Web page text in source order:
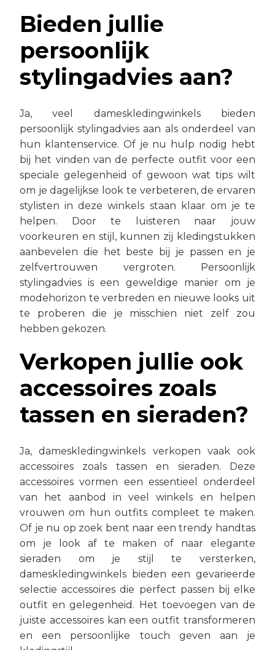
Bieden jullie
persoonlijk
stylingadvies aan?
Ja, veel dameskledingwinkels bieden
persoonlijk stylingadvies aan als onderdeel van
hun klantenservice. Of je nu hulp nodig hebt
bij het vinden van de perfecte outfit voor een
speciale gelegenheid of gewoon wat tips wilt
om je dagelijkse look te verbeteren, de ervaren
stylisten in deze winkels staan klaar om je te
helpen. Door te luisteren naar jouw
voorkeuren en stijl, kunnen zij kledingstukken
aanbevelen die het beste bij je passen en je
zelfvertrouwen vergroten. Persoonlijk
stylingadvies is een geweldige manier om je
modehorizon te verbreden en nieuwe looks uit
te proberen die je misschien niet zelf zou
hebben gekozen.
Verkopen jullie ook
accessoires zoals
tassen en sieraden?
Ja, dameskledingwinkels verkopen vaak ook
accessoires zoals tassen en sieraden. Deze
accessoires vormen een essentieel onderdeel
van het aanbod in veel winkels en helpen
vrouwen om hun outfits compleet te maken.
Of je nu op zoek bent naar een trendy handtas
om je look af te maken of naar elegante
sieraden om je stijl te versterken,
dameskledingwinkels bieden een gevarieerde
selectie accessoires die perfect passen bij elke
outfit en gelegenheid. Het toevoegen van de
juiste accessoires kan een outfit transformeren
en een persoonlijke touch geven aan je